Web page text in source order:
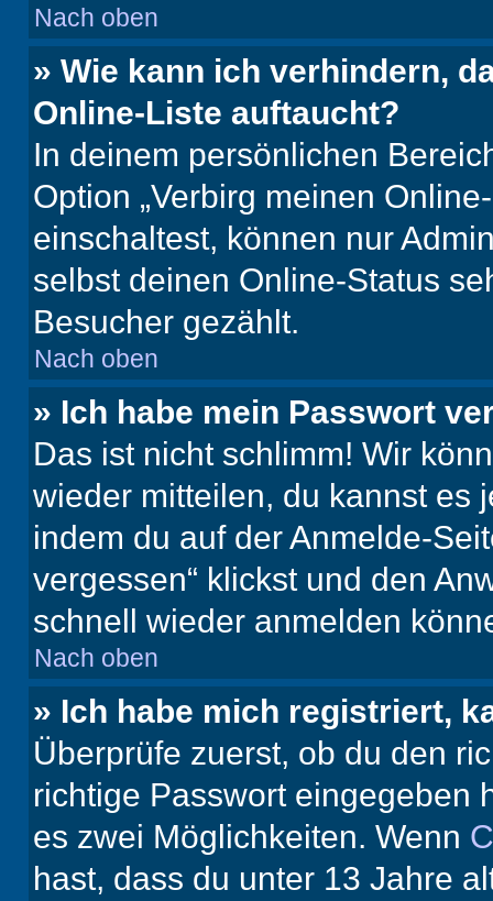
Nach oben
» Wie kann ich verhindern,
Online-Liste auftaucht?
In deinem persönlichen
Option „Verbirg meinen
einschaltest, können nur
selbst deinen Online-Status
Besucher gezählt.
Nach oben
» Ich habe mein Passwort
Das ist nicht schlimm! Wir
wieder mitteilen, du kannst es
indem du auf der Anmelde-
vergessen“ klickst und den
schnell wieder anmelden
Nach oben
» Ich habe mich registriert,
Überprüfe zuerst, ob du den
richtige Passwort eingegeben
es zwei Möglichkeiten. Wenn
hast, dass du unter 13 Jahre